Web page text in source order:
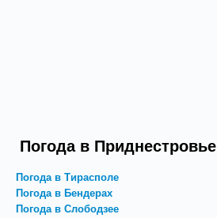
Погода в Приднестровье
Погода в Тирасполе
Погода в Бендерах
Погода в Слободзее